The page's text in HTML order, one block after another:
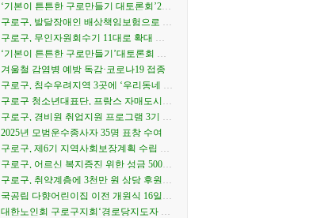
‘기본이 튼튼한 구로만들기 대토론회’22
일 개최
구로구, 발달장애인 배상책임보험으로 생
활 속 사고 보상
구로구, 무인자원회수기 11대로 확대 운
영
‘기본이 튼튼한 구로만들기’대토론회 열
어
겨울철 감염병 예방 독감·코로나19 접종
구로구, 침수우려지역 3곳에 ‘우리동네 수
방거점’ 운영
구로구 청소년대표단, 프랑스 자매도시서
문화교류
구로구, 경비원 취업지원 프로그램 3기 참
여자 모집
2025년 모범운수종사자 35명 표창 수여
구로구, 제6기 지역사회보장계획 수립 본
격화
구로구, 어르신 복지증진 위한 성금 500만
원 전달
구로구, 취약계층에 3천만 원 상당 후원물
품 전달
국공립 다향어린이집 이전 개원식 16일
개최
대한노인회 구로구지회‘경로당지도자 역